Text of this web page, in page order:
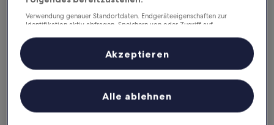
Hilton Niseko Village
4.5
out
of
8,4 Sehr gut! (1.002 Bewertungen)
Park
of
10
Verwendung genauer Standortdaten. Endgeräteeigenschaften zur
Identifikation aktiv abfragen. Speichern von oder Zugriff auf
Inhalte, Messung von Werbeleistung und der Performance von Inhalten,
Zielgruppenforschung sowie Entwicklung und Verbesserung von
Liste der Partner (Lieferanten)
Alle ablehnen
Akzeptieren